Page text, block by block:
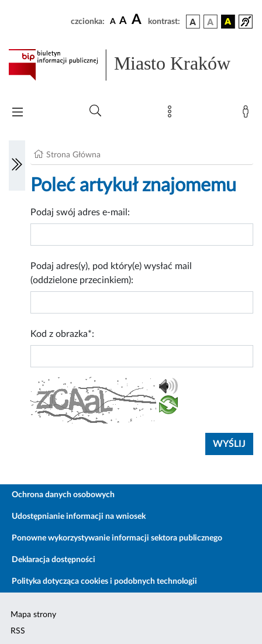
czcionka: A A A kontrast:
Miasto Kraków
Strona Główna
Poleć artykuł znajomemu
Podaj swój adres e-mail:
Podaj adres(y), pod który(e) wysłać mail
(oddzielone przecinkiem):
Kod z obrazka*:
Ochrona danych osobowych
Udostępnianie informacji na wniosek
Ponowne wykorzystywanie informacji sektora publicznego
Deklaracja dostępności
Polityka dotycząca cookies i podobnych technologii
Mapa strony
RSS